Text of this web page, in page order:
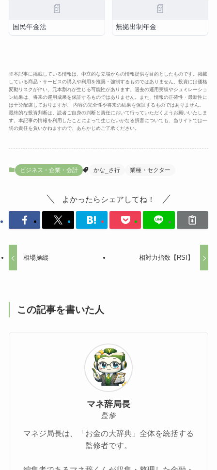
📄
国民年金法
📄
無拠出制年金
※本記事に掲載している情報は、中立的な立場からの情報提供を目的としたものです。掲載
している商品・サービスの購入や利用を推奨・強制するものではありません。投資には価格
変動リスクが伴い、元本割れが生じる可能性があります。過去の運用実績やシュミレーショ
ン結果は、将来の運用成果を保証するものではありません。また、情報の正確性・最新性に
は十分配慮しておりますが、 内容の完全性や将来の結果を保証するものではありません。
最終的な投資判断は、読者ご自身の判断と責任において行っていただくようお願いいたしま
す。本記事の情報を利用したことによって生じたいかなる損害についても、当サイトでは一
切の責任を負いかねますので、あらかじめご了承ください。
ビジネス・企業・会計 かな_さ行 業種・セクター
よかったらシェアしてね！
相場操縦 相対力指数【RSI】
この記事を書いた人
マネ辞局長
監修
マネジ局長は、「お金の大辞典」全体を統括する
監修者です。